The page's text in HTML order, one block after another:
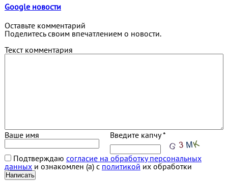
Google новости
Оставьте комментарий
Поделитесь своим впечатлением о новости.
Текст комментария
Ваше имя Введите капчу *
Подтверждаю согласие на обработку персональных
данныхи ознакомлен (а) с политикой их обработки